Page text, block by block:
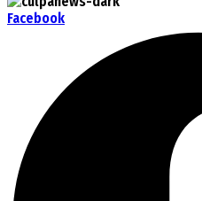
Facebook